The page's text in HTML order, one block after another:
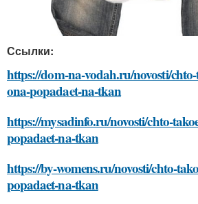
Ссылки:
https://dom-na-vodah.ru/novosti/
ona-popadaet-na-tkan
https://mysadinfo.ru/novosti/chto-
popadaet-na-tkan
https://by-womens.ru/novosti/chto-
popadaet-na-tkan